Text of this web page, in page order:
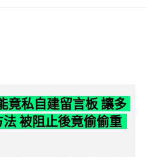
竟私自建留言板 讓多
被阻止後竟偷偷重